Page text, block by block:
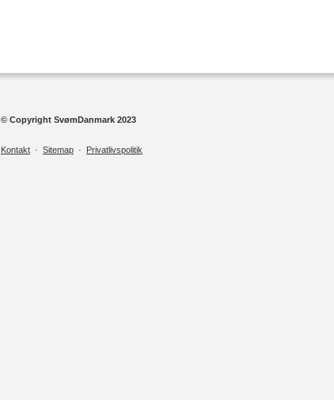
© Copyright SvømDanmark 2023
Kontakt · Sitemap · Privatlivspolitik